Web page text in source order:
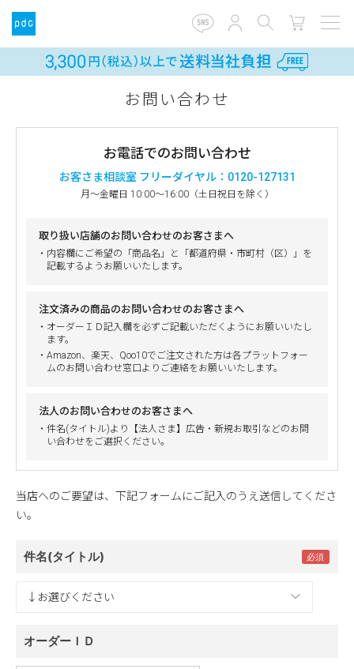
お問い合わせ
お電話でのお問い合わせ
お客さま相談室 フリーダイヤル：0120-127131
月～金曜日 10:00～16:00（土日祝日を除く）
取り扱い店舗のお問い合わせのお客さまへ
・内容欄にご希望の「商品名」と「都道府県・市町村（区）」を
記載するようお願いいたします。
注文済みの商品のお問い合わせのお客さまへ
・オーダーＩＤ記入欄を必ずご記載いただくようにお願いいたし
ます。
・Amazon、楽天、Qoo10でご注文された方は各プラットフォー
ムのお問い合わせ窓口よりご連絡をお願いいたします。
法人のお問い合わせのお客さまへ
・件名(タイトル)より【法人さま】広告・新規お取引などのお問
い合わせをご選択ください。
当店へのご要望は、下記フォームにご記入のうえ送信してくださ
い。
件名(タイトル)
オーダーＩＤ